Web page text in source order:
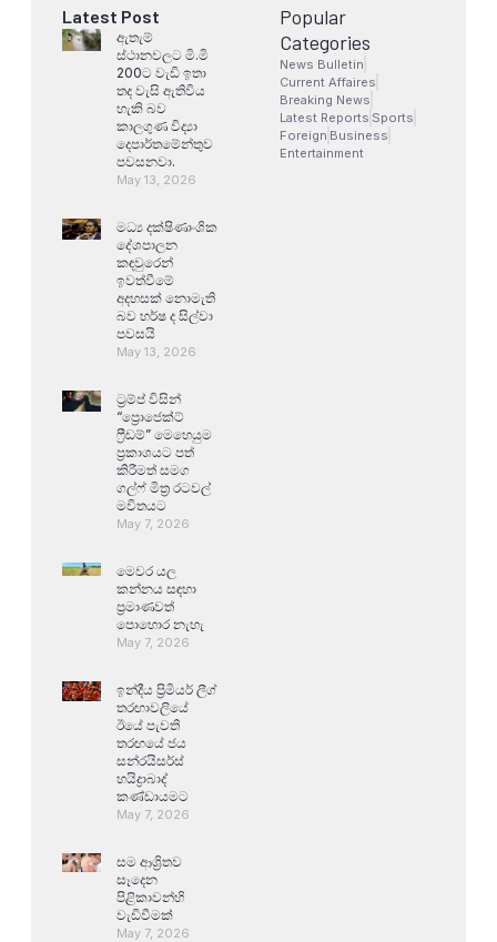
Latest Post
ඇතැම්
ස්ථානවලට මි.මි
200ට වැඩි ඉතා
තද වැසි ඇතිවිය
හැකි බව
කාලගුණ විද්‍යා
දෙපාර්තමේන්තුව
පවසනවා.
May 13, 2026
මධ්‍ය දක්ෂිණාංශික
දේශපාලන
කඳවුරෙන්
ඉවත්වීමේ
අදහසක් නොමැති
බව හර්ෂ ද සිල්වා
පවසයි
May 13, 2026
ට්‍රම්ප් විසින්
“ප්‍රොජෙක්ට්
ෆ්‍රීඩම්” මෙහෙයුම
ප්‍රකාශයට පත්
කිරීමත් සමග
ගල්ෆ් මිත්‍ර රටවල්
මවිතයට
May 7, 2026
මෙවර යල
කන්නය සඳහා
ප්‍රමාණවත්
පොහොර නැහැ
May 7, 2026
ඉන්දීය ප්‍රිමියර් ලීග්
තරඟාවලියේ
ඊයේ පැවති
තරඟයේ ජය
සන්රයිසර්ස්
හයිද්‍රාබාද්
කණ්ඩායමට
May 7, 2026
සම ආශ්‍රිතව
සෑදෙන
පිළිකාවන්හි
වැඩිවීමක්
May 7, 2026
Popular
Categories
News Bulletin
Current Affaires
Breaking News
Latest Reports Sports
Foreign Business
Entertainment